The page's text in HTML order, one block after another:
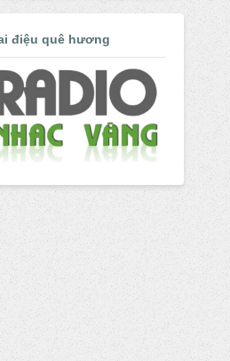
điệu quê hương